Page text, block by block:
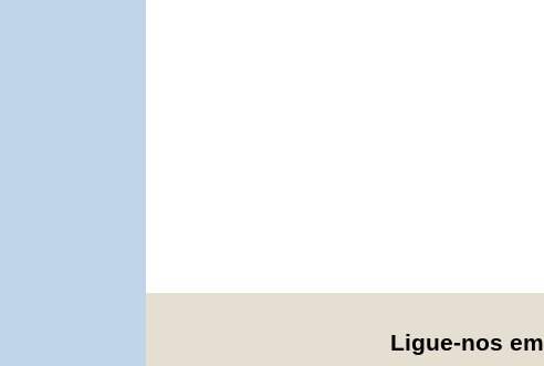
Ligue-nos em